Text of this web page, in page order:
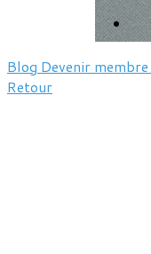
Blog Devenir membre
Retour